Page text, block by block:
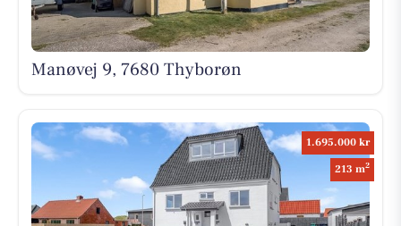
Manøvej 9, 7680 Thyborøn
1.695.000 kr
213 m2